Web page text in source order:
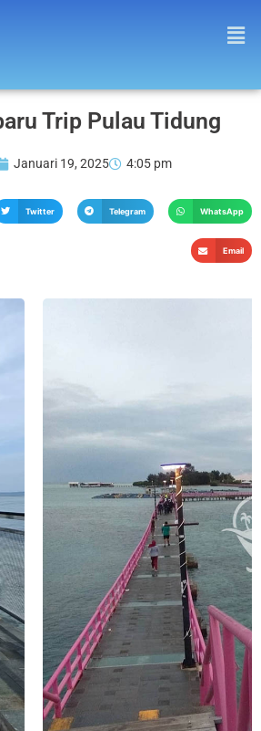
Trip Pulau Tidung
Januari 19, 2025 4:05 pm
Twitter Telegram WhatsApp
Email